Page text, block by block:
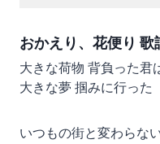
おかえり、花便り 歌
大きな荷物 背負った君
大きな夢 掴みに行った
いつもの街と変わらな